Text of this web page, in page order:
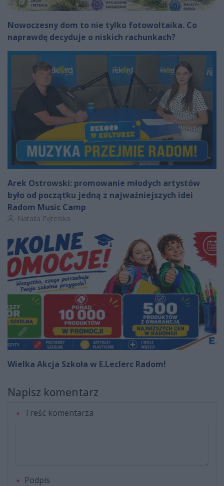
Nowoczesny dom to nie tylko fotowoltaika. Co
naprawdę decyduje o niskich rachunkach?
Arek Ostrowski: promowanie młodych artystów
było od początku jedną z najważniejszych idei
Radom Music Camp
Autor artykułu:
Natalia Pętelska
Wielka Akcja Szkoła w E.Leclerc Radom!
Napisz komentarz
Treść komentarza
Podpis